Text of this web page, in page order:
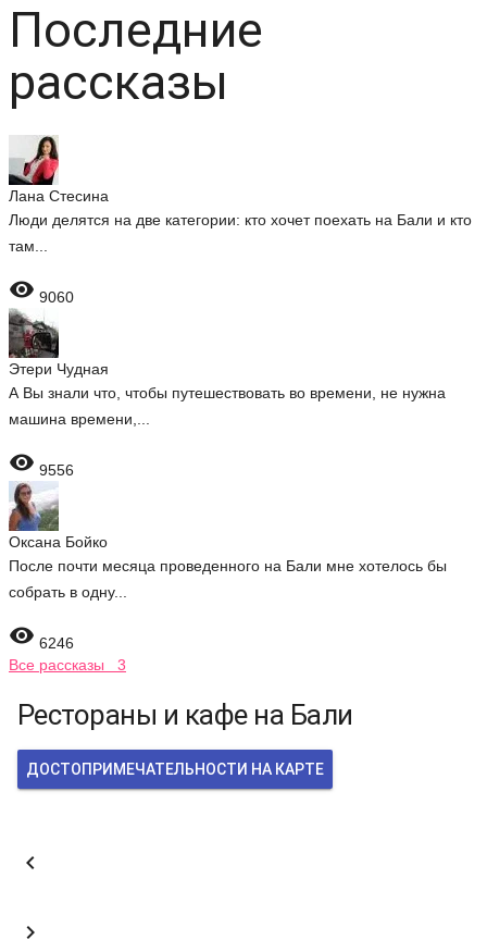
Последние
рассказы
Лана Стесина
Люди делятся на две категории: кто хочет поехать на Бали и кто
там...
 9060
Этери Чудная
А Вы знали что, чтобы путешествовать во времени, не нужна
машина времени,...
 9556
Оксана Бойко
После почти месяца проведенного на Бали мне хотелось бы
собрать в одну...
 6246
Все рассказы 3
Рестораны и кафе на Бали
ДОСТОПРИМЕЧАТЕЛЬНОСТИ НА КАРТЕ

